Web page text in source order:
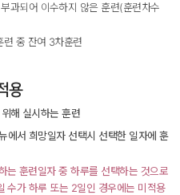
과되어 이수하지 않은 훈련(훈련차수
련 중 잔여 3차훈련
용
해 실시하는 훈련
에서 희망일자 선택시 선택한 일자에 훈
는 훈련일자 중 하루를 선택하는 것으로
수가 하루 또는 2일인 경우에는 미적용